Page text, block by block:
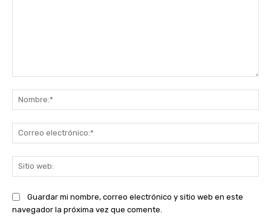
Guardar mi nombre, correo electrónico y sitio web en este
navegador la próxima vez que comente.